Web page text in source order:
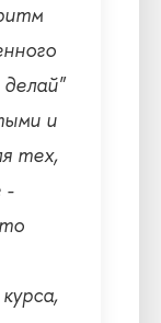
и
тех,
-